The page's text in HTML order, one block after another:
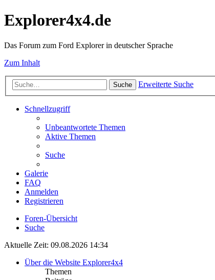
Explorer4x4.de
Das Forum zum Ford Explorer in deutscher Sprache
Zum Inhalt
Suche Erweiterte Suche
Schnellzugriff
Unbeantwortete Themen
Aktive Themen
Suche
Galerie
FAQ
Anmelden
Registrieren
Foren-Übersicht
Suche
Aktuelle Zeit: 09.08.2026 14:34
Über die Website Explorer4x4
Themen